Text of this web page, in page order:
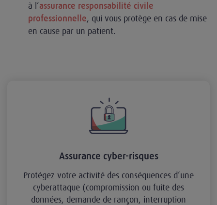
à l’assurance responsabilité civile
professionnelle, qui vous protège en cas de mise
en cause par un patient.
Assurance cyber-risques
Protégez votre activité des conséquences d’une
cyberattaque (compromission ou fuite des
données, demande de rançon, interruption